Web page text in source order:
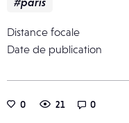
Distance focale
Date de publication
0 21 0